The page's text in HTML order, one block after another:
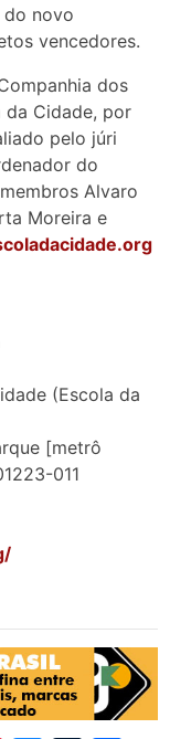
do novo
vencedores.
dos
da Cidade, por
pelo júri
do
Alvaro
Moreira e
(Escola da
[metrô
011